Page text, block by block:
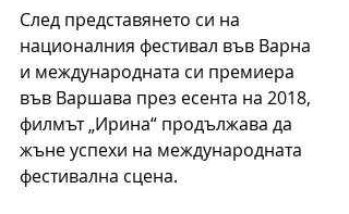
След представянето си на
националния фестивал във Варна
и международната си премиера
във Варшава през есента на 2018,
филмът „Ирина“ продължава да
жъне успехи на международната
фестивална сцена.